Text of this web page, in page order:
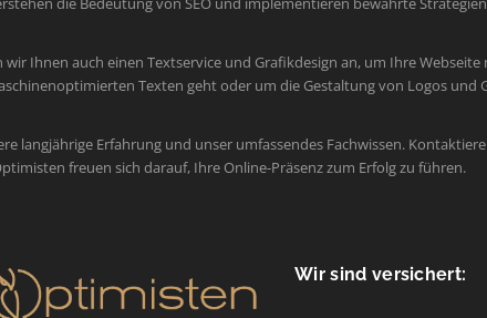
wir Ihnen auch einen Textservice und Grafikdesign an, um Ihre
Texten geht oder um die Gestaltung von Logos und
langjährige Erfahrung und unser umfassendes Fachwissen.
freuen sich darauf, Ihre Online-Präsenz zum Erfolg zu führen.
Wir sind versichert: